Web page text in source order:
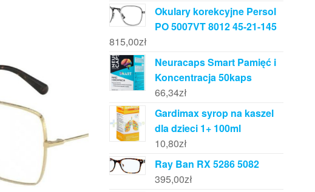
Okulary korekcyjne Persol
PO 5007VT 8012 45-21-145
815,00zł
Neuracaps Smart Pamięć i
Koncentracja 50kaps
66,34zł
Gardimax syrop na kaszel
dla dzieci 1+ 100ml
10,80zł
Ray Ban RX 5286 5082
395,00zł